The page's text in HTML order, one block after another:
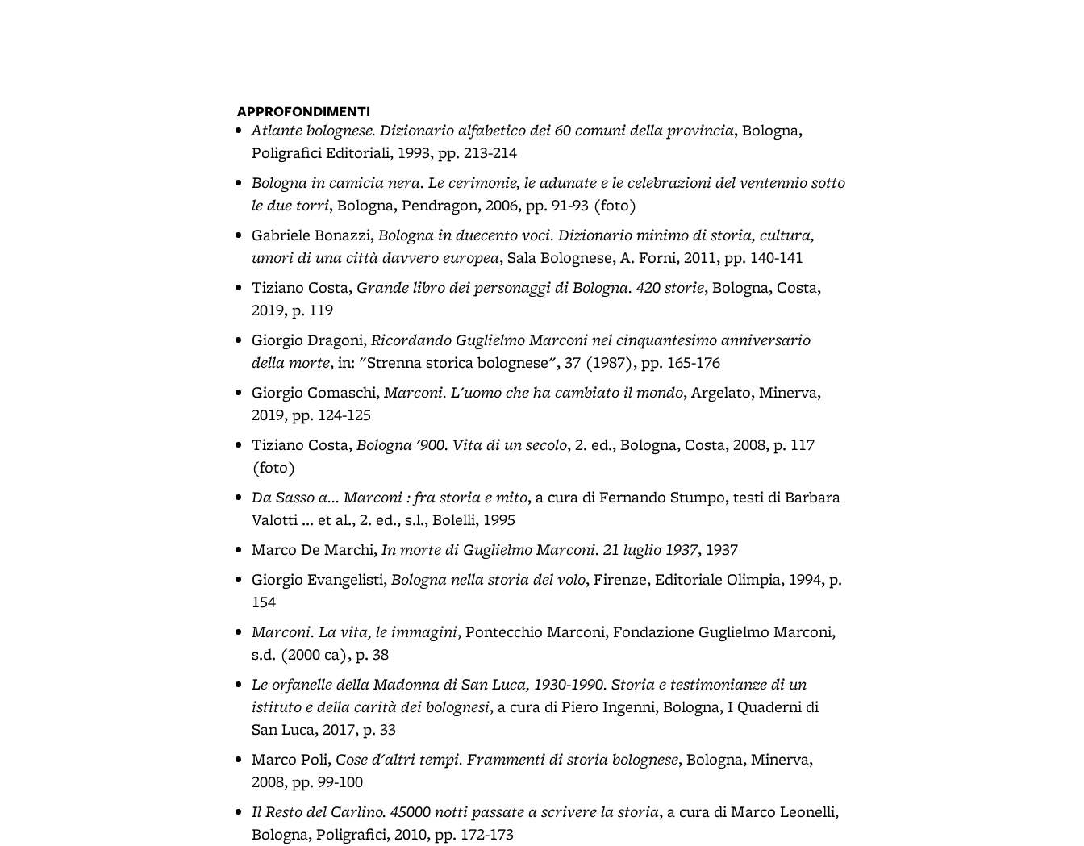
APPROFONDIMENTI
Atlante bolognese. Dizionario alfabetico dei 60 comuni della provincia, Bologna,
Poligrafici Editoriali, 1993, pp. 213-214
Bologna in camicia nera. Le cerimonie, le adunate e le celebrazioni del ventennio sotto
le due torri, Bologna, Pendragon, 2006, pp. 91-93 (foto)
Gabriele Bonazzi,Bologna in duecento voci. Dizionario minimo di storia, cultura,
umori di una città davvero europea, Sala Bolognese, A. Forni, 2011, pp. 140-141
Tiziano Costa, Grande libro dei personaggi di Bologna. 420 storie, Bologna, Costa,
2019, p. 119
Giorgio Dragoni,Ricordando Guglielmo Marconi nel cinquantesimo anniversario
della morte, in: "Strenna storica bolognese", 37 (1987), pp. 165-176
Giorgio Comaschi,Marconi. L'uomo che ha cambiato il mondo, Argelato, Minerva,
2019, pp. 124-125
Tiziano Costa,Bologna '900. Vita di un secolo, 2. ed., Bologna, Costa, 2008, p. 117
(foto)
Da Sasso a... Marconi : fra storia e mito, a cura di Fernando Stumpo, testi di Barbara
Valotti ... et al., 2. ed., s.l., Bolelli, 1995
Marco De Marchi,In morte di Guglielmo Marconi. 21 luglio 1937, 1937
Giorgio Evangelisti,Bologna nella storia del volo, Firenze, Editoriale Olimpia, 1994, p.
154
Marconi. La vita, le immagini, Pontecchio Marconi, Fondazione Guglielmo Marconi,
s.d. (2000 ca), p. 38
Le orfanelle della Madonna di San Luca, 1930-1990. Storia e testimonianze di un
istituto e della carità dei bolognesi, a cura di Piero Ingenni, Bologna, I Quaderni di
San Luca, 2017, p. 33
Marco Poli, Cose d'altri tempi. Frammenti di storia bolognese, Bologna, Minerva,
2008, pp. 99-100
Il Resto del Carlino. 45000 notti passate a scrivere la storia, a cura di Marco Leonelli,
Bologna, Poligrafici, 2010, pp. 172-173